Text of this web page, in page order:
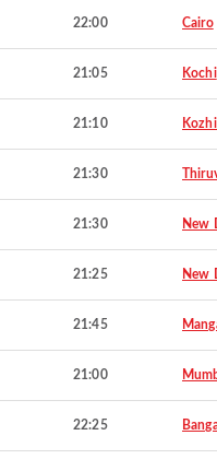
22:00 Cairo
21:05 Kochi
21:10
21:30
21:30 New
21:25 New
21:45
21:00
22:25